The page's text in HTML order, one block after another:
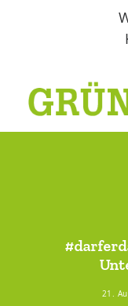
FACHBEITRÄGE21.